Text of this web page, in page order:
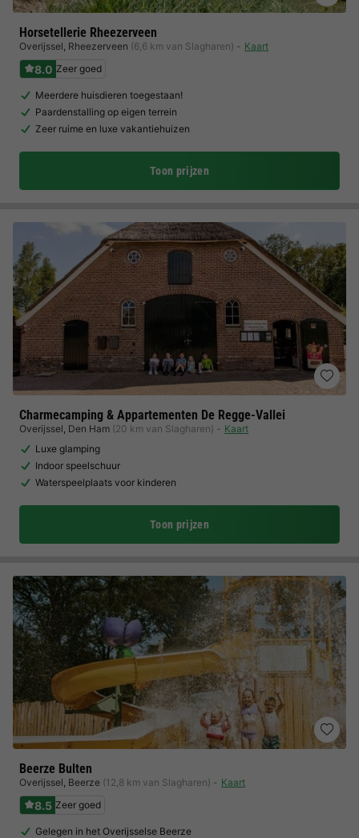
Horsetellerie Rheezerveen
Overijssel, Rheezerveen (6,6 km van Slagharen) Kaart
8.0 Zeer goed
Meerdere huisdieren toegestaan!
Paardenstalling op eigen terrein
Zeer ruime en luxe vakantiehuizen
Toon prijzen
Charmecamping & Appartementen De Regge-Vallei
Overijssel, Den Ham (20 km van Slagharen)
Kaart
Luxe glamping
Indoor speelschuur
Waterspeelplaats voor kinderen
Toon prijzen
Beerze Bulten
Overijssel, Beerze (12,8 km van Slagharen) Kaart
8.5 Zeer goed
Gelegen in het Overijsselse Beerze